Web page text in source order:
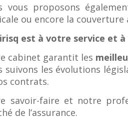
vous proposons
ou encore la
est à votre service et
cabinet garantit les
suivons les évolutions
contrats.
savoir-faire et notre
de l’assurance.